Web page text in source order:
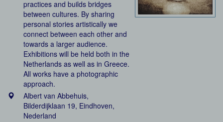
practices and builds bridges
between cultures. By sharing
personal stories artistically we
connect between each other and
towards a larger audience.
Exhibitions will be held both in the
Netherlands as well as in Greece.
All works have a photographic
approach.
Albert van Abbehuis,
Bilderdijklaan 19, Eindhoven,
Nederland